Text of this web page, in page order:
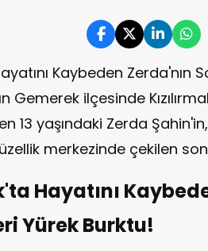
Kaybeden Zerda'nın
Gemerek ilçesinde
13 yaşındaki Zerda
merkezinde çekilen
Hayatını
Yürek Burktu!